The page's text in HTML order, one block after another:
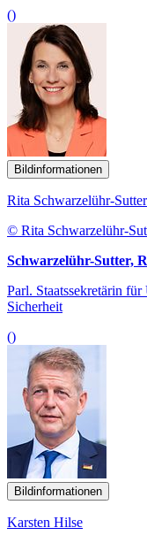
()
Bildinformationen
Rita Schwarzelühr-Sutter
© Rita Schwarzelühr-
Schwarzelühr-Sutter,
Parl. Staatssekretärin
Sicherheit
()
Bildinformationen
Karsten Hilse